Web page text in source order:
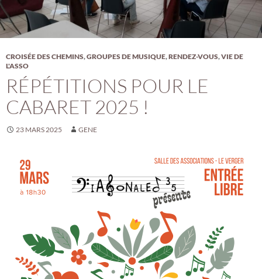
CROISÉE DES CHEMINS,GROUPES DE MUSIQUE,RENDEZ-VOUS,VIE DE
L'ASSO
RÉPÉTITIONS POUR LE
CABARET 2025 !
23 MARS 2025 GENE